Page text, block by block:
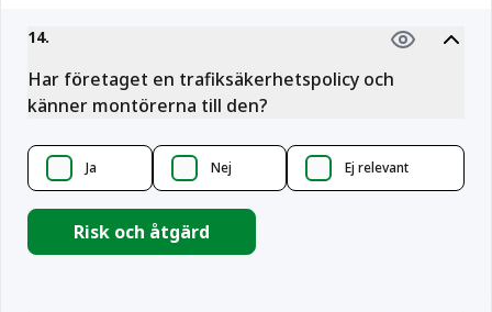
14.
Har företaget en trafiksäkerhetspolicy och
känner montörerna till den?
Ja Nej Ej relevant
Risk och åtgärd